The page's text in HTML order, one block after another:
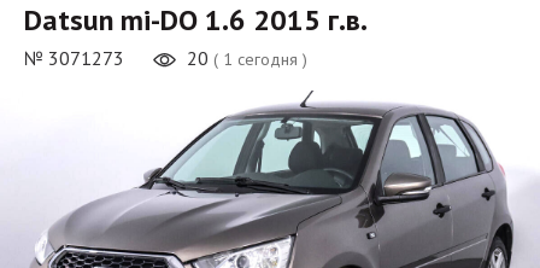
Datsun mi-DO 1.6 2015 г.в.
№ 3071273 20 ( 1 сегодня )